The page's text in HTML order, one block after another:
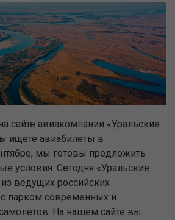
сайте авиакомпании «Уральские
ищете авиабилеты в
мы готовы предложить
условия. Сегодня «Уральские
ведущих российских
парком современных и
На нашем сайте вы